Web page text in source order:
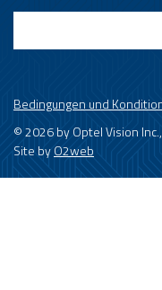
Bedingungen und
© 2026 by Optel Vision
Site byO2web